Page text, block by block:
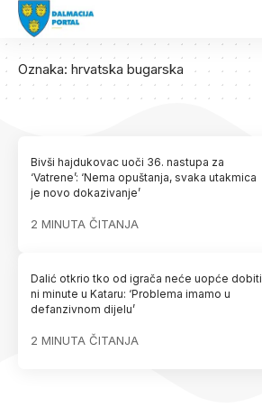
Oznaka: hrvatska bugarska
Bivši hajdukovac uoči 36. nastupa za
‘Vatrene’: ‘Nema opuštanja, svaka utakmica
je novo dokazivanje’
2 MINUTA ČITANJA
Dalić otkrio tko od igrača neće uopće dobiti
ni minute u Kataru: ‘Problema imamo u
defanzivnom dijelu’
2 MINUTA ČITANJA